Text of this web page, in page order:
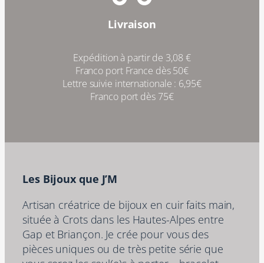
Livraison
Expédition à partir de 3,08 €
Franco port France dès 50€
Lettre suivie internationale : 6,95€
Franco port dès 75€
Les Bijoux que J’M
Artisan créatrice de bijoux en cuir faits main,
située à Crots dans les Hautes-Alpes entre
Gap et Briançon. Je crée pour vous des
pièces uniques ou de très petite série que